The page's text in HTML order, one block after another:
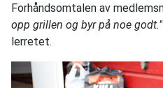
Forhåndsomtalen av
opp grillen og byr på noe godt."
lerretet.